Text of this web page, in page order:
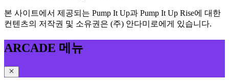
본 사이트에서 제공되는 Pump It Up과 Pump It Up Rise에 대한
컨텐츠의 저작권 및 소유권은 (주) 안다미로에게 있습니다.
ARCADE 메뉴